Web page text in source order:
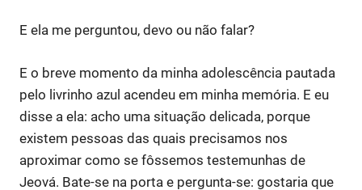
E ela me perguntou, devo ou não falar?
E o breve momento da minha adolescência pautada
pelo livrinho azul acendeu em minha memória. E eu
disse a ela: acho uma situação delicada, porque
existem pessoas das quais precisamos nos
aproximar como se fôssemos testemunhas de
Jeová. Bate-se na porta e pergunta-se: gostaria que